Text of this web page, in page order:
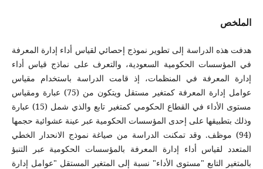
الملخص
هدفت هذه الدراسة إلى تطوير نموذج إحصائي لقياس أداء إدارة المعرفة
في المؤسسات الحكومية ‏السعودية، والتعرف على نماذج قياس أداء
إدارة المعرفة في المنظمات، إذ قامت الدراسة باستخدام مقياس
عوامل إدارة المعرفة كمتغير مستقل ويتكون من (75) عبارة ومقياس
مستوى الأداء في القطاع الحكومي كمتغير تابع والذي شمل (15) عبارة
وذلك بتطبيقها على إحدى المؤسسات الحكومية عبر عينة عشوائية حجمها
(94) موظف. وقد تمكنت الدراسة من صياغة نموذج الانحدار الخطي
المتعدد لقياس أداء إدارة المعرفة بالمؤسسات الحكومية عبر التنبؤ
بالمتغير التابع "مستوى الأداء" نسبة إلى المتغير المستقل "عوامل إدارة